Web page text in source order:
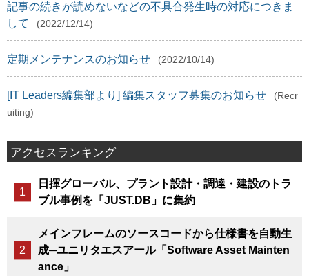
記事の続きが読めないなどの不具合発生時の対応につきま
して
(2022/12/14)
定期メンテナンスのお知らせ (2022/10/14)
[IT Leaders編集部より] 編集スタッフ募集のお知らせ
(Recr
uiting)
アクセスランキング
日揮グローバル、プラント設計・調達・建設のトラ
ブル事例を「JUST.DB」に集約
メインフレームのソースコードから仕様書を自動生
成─ユニリタエスアール「Software Asset Mainten
ance」